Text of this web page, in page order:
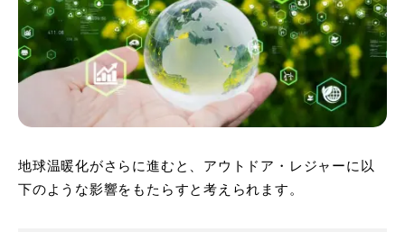
地球温暖化がさらに進むと、アウトドア・レジャーに以
下のような影響をもたらすと考えられます。